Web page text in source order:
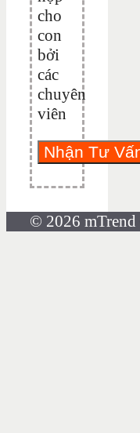
cho
con
bởi
các
chuyên
viên
© 2026 mTrend